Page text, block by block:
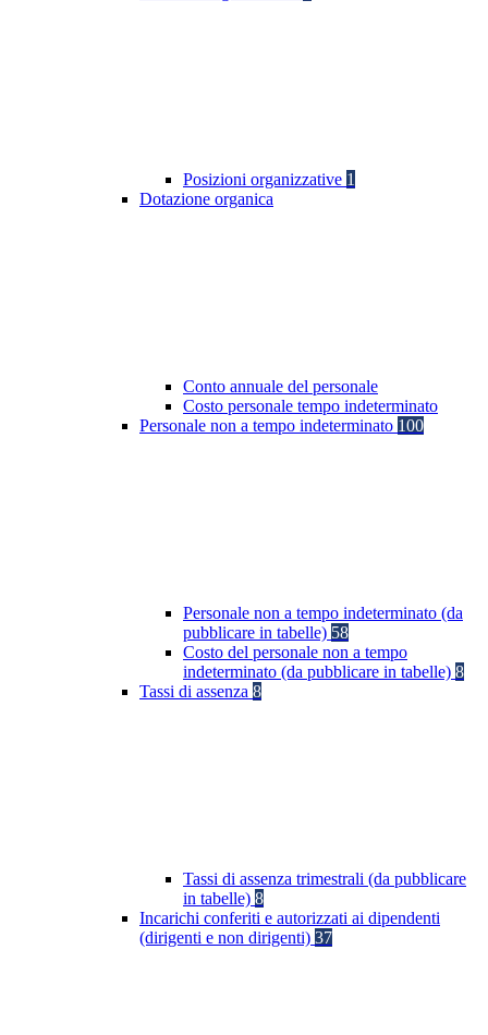
Posizioni organizzative 1
Dotazione organica
Conto annuale del personale
Costo personale tempo indeterminato
Personale non a tempo indeterminato 100
Personale non a tempo indeterminato (da
pubblicare in tabelle) 58
Costo del personale non a tempo
indeterminato (da pubblicare in tabelle) 8
Tassi di assenza 8
Tassi di assenza trimestrali (da pubblicare
in tabelle) 8
Incarichi conferiti e autorizzati ai dipendenti
(dirigenti e non dirigenti) 37